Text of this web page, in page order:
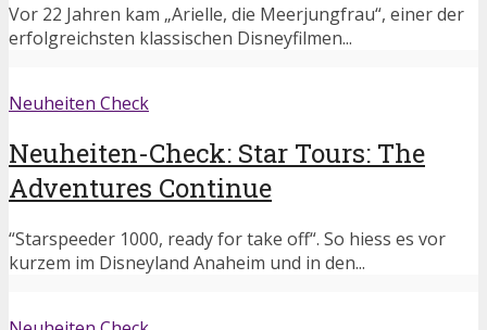
Vor 22 Jahren kam „Arielle, die Meerjungfrau“, einer der
erfolgreichsten klassischen Disneyfilmen...
Neuheiten Check
Neuheiten-Check: Star Tours: The
Adventures Continue
“Starspeeder 1000, ready for take off“. So hiess es vor
kurzem im Disneyland Anaheim und in den...